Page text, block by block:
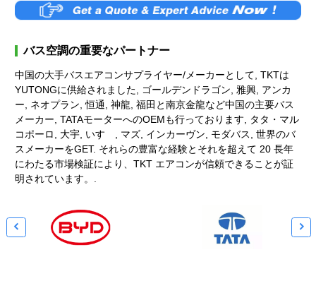
バス空調の重要なパートナー
中国の大手バスエアコンサプライヤー/メーカーとして, TKTは
YUTONGに供給されました, ゴールデンドラゴン, 雅興, アンカ
ー, ネオプラン, 恒通, 神龍, 福田と南京金龍など中国の主要バス
メーカー, TATAモーターへのOEMも行っております, タタ・マル
コポーロ, 大宇, いすゞ, マズ, インカーヴン, モダバス, 世界のバ
スメーカーをGET. それらの豊富な経験とそれを超えて 20 長年
にわたる市場検証により、TKT エアコンが信頼できることが証
明されています。.
 